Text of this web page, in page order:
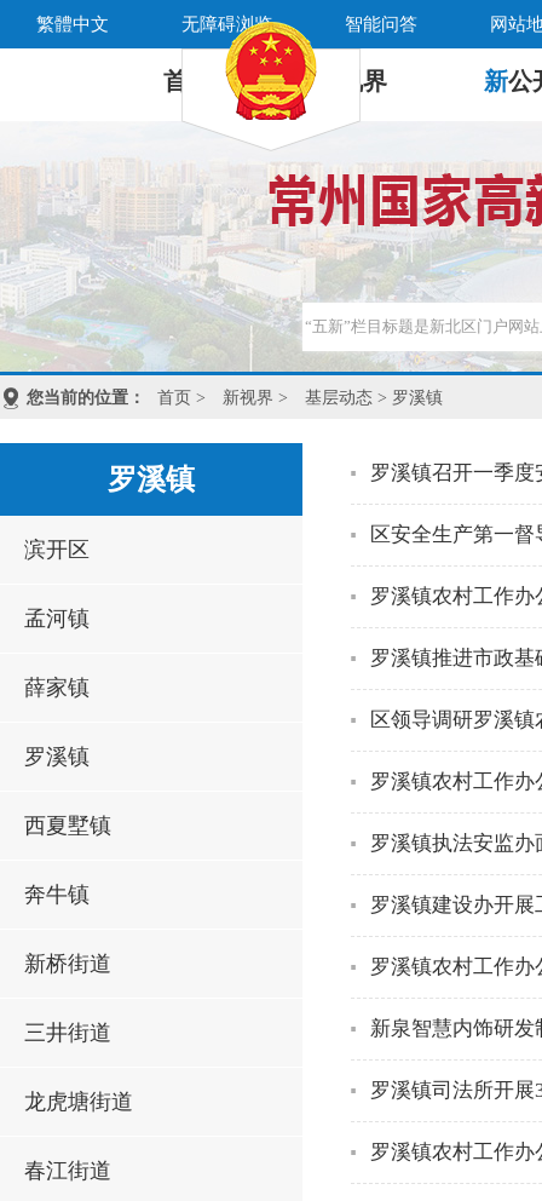
繁體中文 无障碍浏览 智能问答 网站
首 页 新 视界 新公
您当前的位置： 首页 > 新视界 > 基层动态 > 罗溪镇
罗溪镇
滨开区
孟河镇
薛家镇
罗溪镇
西夏墅镇
奔牛镇
新桥街道
三井街道
龙虎塘街道
春江街道
罗溪镇召开一季
区安全生产第一
罗溪镇农村工作
罗溪镇推进市政
区领导调研罗溪
罗溪镇农村工作
罗溪镇执法安监
罗溪镇建设办开
罗溪镇农村工作
新泉智慧内饰研
罗溪镇司法所开展
罗溪镇农村工作